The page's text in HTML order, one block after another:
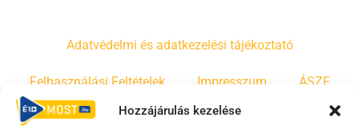
Hozzájárulás kezelése
Adatvédelmi és adatkezelési tájékoztató
Felhasználási Feltételek Impresszum ÁSZF
Irányelvek Moderálási szabályzat